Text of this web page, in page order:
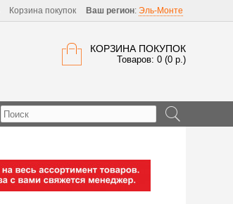
Корзина покупок Ваш регион: Эль-Монте
КОРЗИНА ПОКУПОК
Товаров: 0 (0 р.)